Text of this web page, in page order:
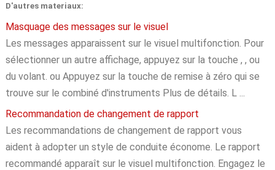
D'autres materiaux:
Masquage des messages sur le visuel
Les messages apparaissent sur le visuel multifonction. Pour
sélectionner un autre affichage, appuyez sur la touche , , ou
du volant. ou Appuyez sur la touche de remise à zéro qui se
trouve sur le combiné d'instruments Plus de détails. L ...
Recommandation de changement de rapport
Les recommandations de changement de rapport vous
aident à adopter un style de conduite économe. Le rapport
recommandé apparaît sur le visuel multifonction. Engagez le